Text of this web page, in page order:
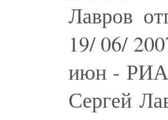
Лавров
19/ 06/
июн - РИА
Сергей